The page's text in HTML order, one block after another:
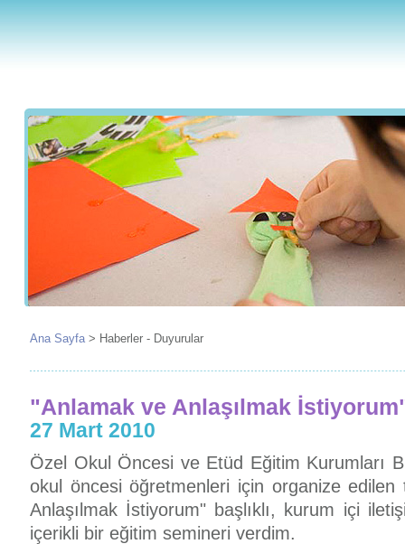
Ana Sayfa > Haberler - Duyurular
"Anlamak ve Anlaşılmak
27 Mart 2010
Özel Okul Öncesi ve Etüd Eğitim Kurumları
okul öncesi öğretmenleri için organize edilen
Anlaşılmak İstiyorum" başlıklı, kurum içi
içerikli bir eğitim semineri verdim.